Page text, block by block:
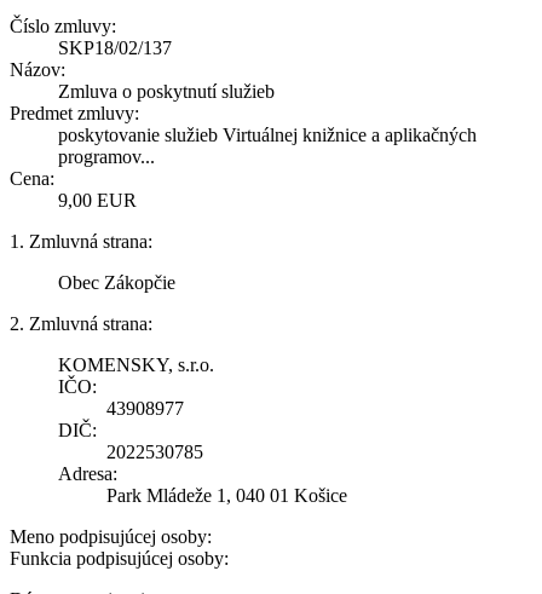
Číslo zmluvy:
SKP18/02/137
Názov:
Zmluva o poskytnutí služieb
Predmet zmluvy:
poskytovanie služieb Virtuálnej knižnice a aplikačných
programov...
Cena:
9,00 EUR
1. Zmluvná strana:
Obec Zákopčie
2. Zmluvná strana:
KOMENSKY, s.r.o.
IČO:
43908977
DIČ:
2022530785
Adresa:
Park Mládeže 1, 040 01 Košice
Meno podpisujúcej osoby:
Funkcia podpisujúcej osoby: